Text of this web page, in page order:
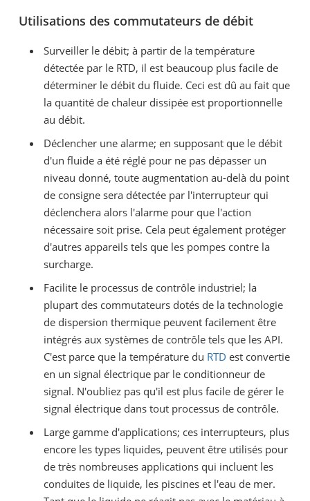
Utilisations des commutateurs de débit
Surveiller le débit; à partir de la température
détectée par le RTD, il est beaucoup plus facile de
déterminer le débit du fluide. Ceci est dû au fait que
la quantité de chaleur dissipée est proportionnelle
au débit.
Déclencher une alarme; en supposant que le débit
d'un fluide a été réglé pour ne pas dépasser un
niveau donné, toute augmentation au-delà du point
de consigne sera détectée par l'interrupteur qui
déclenchera alors l'alarme pour que l'action
nécessaire soit prise. Cela peut également protéger
d'autres appareils tels que les pompes contre la
surcharge.
Facilite le processus de contrôle industriel; la
plupart des commutateurs dotés de la technologie
de dispersion thermique peuvent facilement être
intégrés aux systèmes de contrôle tels que les API.
C'est parce que la température du RTD est convertie
en un signal électrique par le conditionneur de
signal. N'oubliez pas qu'il est plus facile de gérer le
signal électrique dans tout processus de contrôle.
Large gamme d'applications; ces interrupteurs, plus
encore les types liquides, peuvent être utilisés pour
de très nombreuses applications qui incluent les
conduites de liquide, les piscines et l'eau de mer.